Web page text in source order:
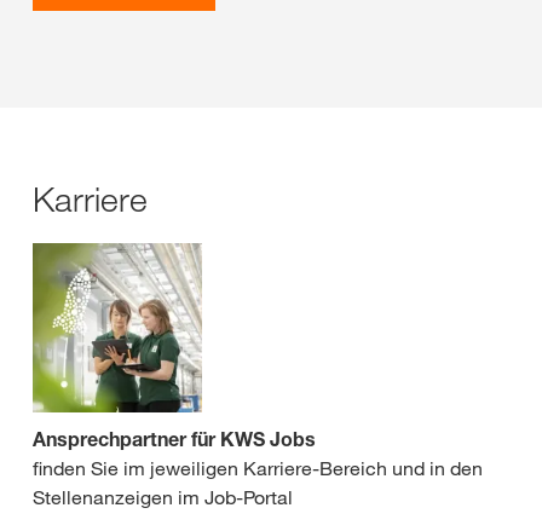
Karriere
Ansprechpartner für KWS Jobs
finden Sie im jeweiligen Karriere-Bereich und in den
Stellenanzeigen im Job-Portal